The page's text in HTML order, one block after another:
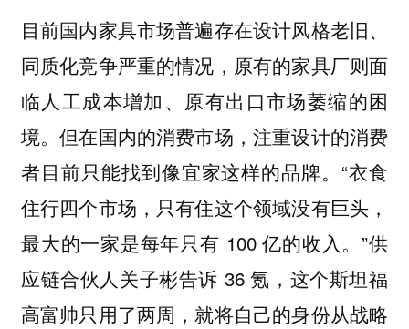
目前国内家具市场普遍存在设计风格老旧、
同质化竞争严重的情况，原有的家具厂则面
临人工成本增加、原有出口市场萎缩的困
境。但在国内的消费市场，注重设计的消费
者目前只能找到像宜家这样的品牌。“衣食
住行四个市场，只有住这个领域没有巨头，
最大的一家是每年只有 100 亿的收入。”供
应链合伙人关子彬告诉 36 氪，这个斯坦福
高富帅只用了两周，就将自己的身份从战略